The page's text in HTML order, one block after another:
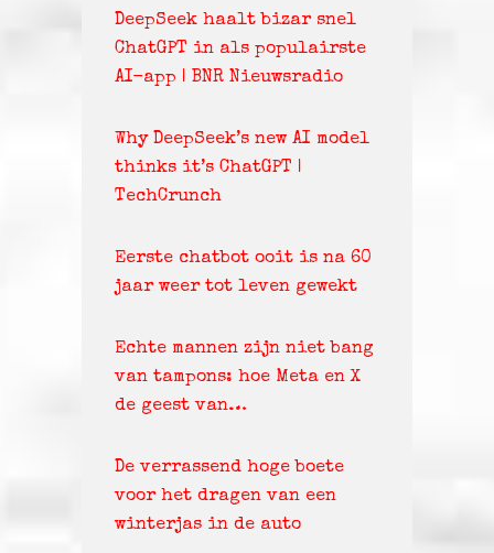
DeepSeek haalt bizar snel
ChatGPT in als populairste
AI-app | BNR Nieuwsradio
Why DeepSeek’s new AI model
thinks it’s ChatGPT |
TechCrunch
Eerste chatbot ooit is na 60
jaar weer tot leven gewekt
Echte mannen zijn niet bang
van tampons: hoe Meta en X
de geest van…
De verrassend hoge boete
voor het dragen van een
winterjas in de auto